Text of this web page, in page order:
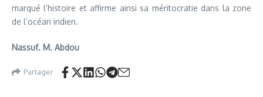
marqué l’histoire et affirme ainsi sa méritocratie dans la zone
de l’océan indien.
Nassuf. M. Abdou
Partager